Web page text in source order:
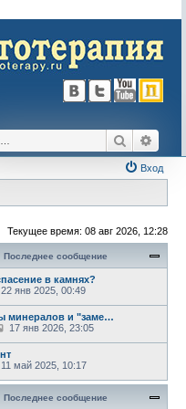
Поиск
Вход
Текущее время: 08 авг 2026, 12:28
Последнее сообщение
в камнях?
П22 янв 2025, 00:49
минералов и "заме…
П
е
й
т
и
к
17 янв 2026, 23:05
П11 май 2025, 10:17
Последнее сообщение